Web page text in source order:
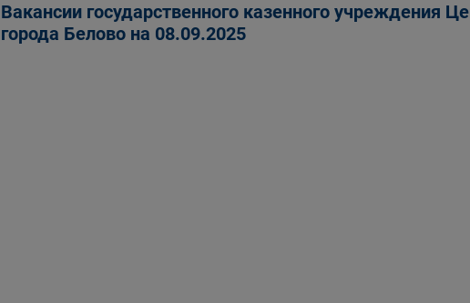
Вакансии государственного казенного учреждения
города Белово на 08.09.2025